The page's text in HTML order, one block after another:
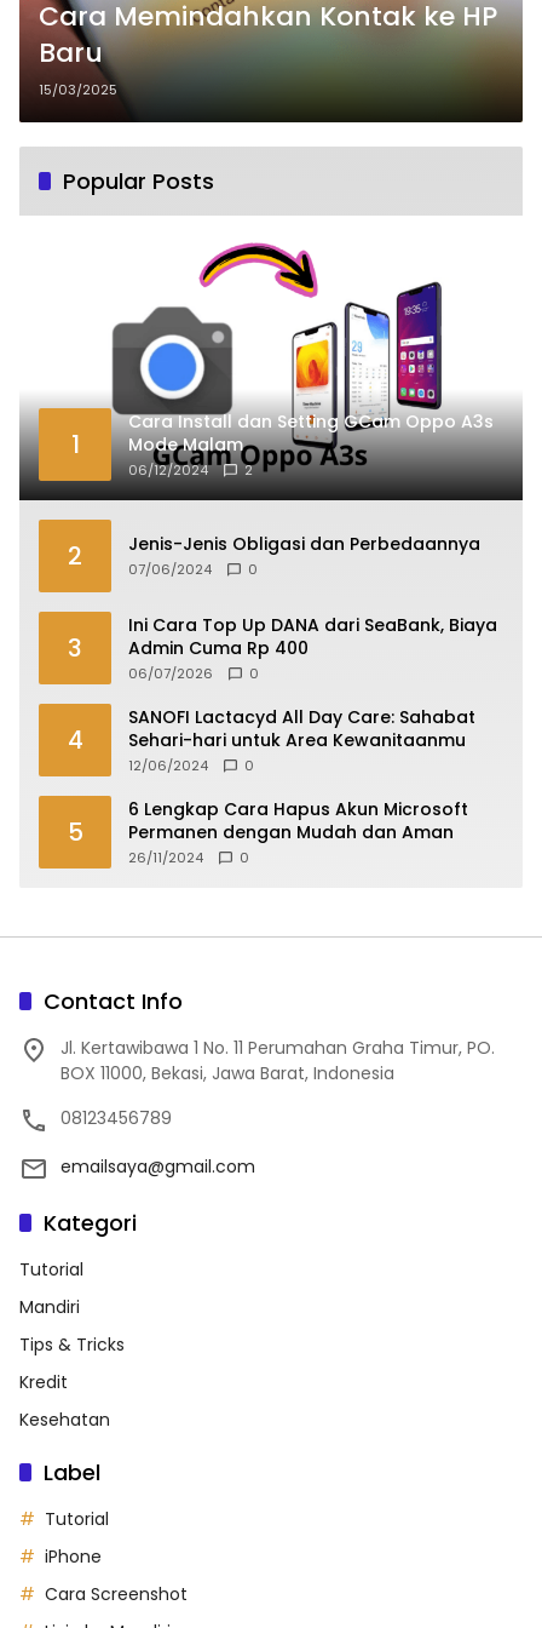
Cara Memindahkan Kontak ke HP
Baru
15/03/2025
Popular Posts
1
Cara Install dan Setting GCam Oppo A3s
Mode Malam
06/12/2024 2
2 Jenis-Jenis Obligasi dan Perbedaannya
07/06/2024 0
3
Ini Cara Top Up DANA dari SeaBank, Biaya
Admin Cuma Rp 400
06/07/2026 0
4
SANOFI Lactacyd All Day Care: Sahabat
Sehari-hari untuk Area Kewanitaanmu
12/06/2024 0
5
6 Lengkap Cara Hapus Akun Microsoft
Permanen dengan Mudah dan Aman
26/11/2024 0
Contact Info
Jl. Kertawibawa 1 No. 11 Perumahan Graha Timur, PO.
BOX 11000, Bekasi, Jawa Barat, Indonesia
08123456789
emailsaya@gmail.com
Kategori
Tutorial
Mandiri
Tips & Tricks
Kredit
Kesehatan
Label
Tutorial
iPhone
Cara Screenshot